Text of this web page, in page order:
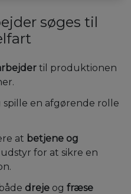
søges til
til produktionen
spille en afgørende rolle
at betjene og
for at sikre en
dreje og fræse